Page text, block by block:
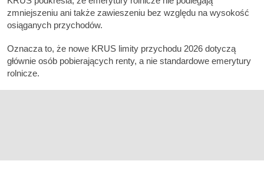
zmniejszeniu ani także zawieszeniu bez względu na wysokość
osiąganych przychodów.
Oznacza to, że nowe KRUS limity przychodu 2026 dotyczą
głównie osób pobierających renty, a nie standardowe emerytury
rolnicze.